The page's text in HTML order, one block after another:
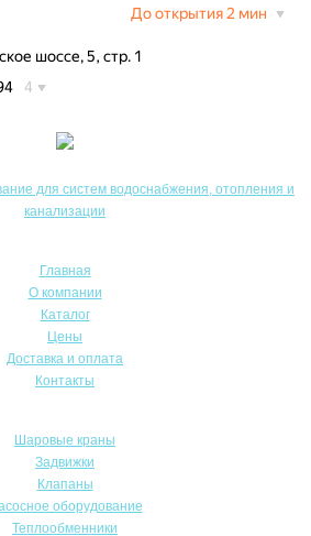
для систем водоснабжения, отопления и
канализации
Главная
О компании
Каталог
Цены
Доставка и оплата
Контакты
Шаровые краны
Задвижки
Клапаны
оборудование
Теплообменники